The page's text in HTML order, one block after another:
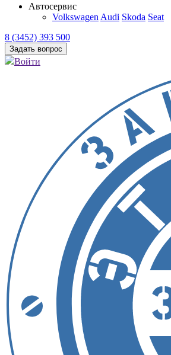
Автосервис
Volkswagen Audi Skoda Seat
8 (3452) 393 500
Задать вопрос
Войти